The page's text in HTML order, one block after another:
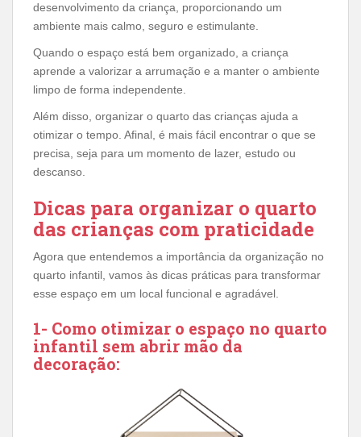
desenvolvimento da criança, proporcionando um
ambiente mais calmo, seguro e estimulante.
Quando o espaço está bem organizado, a criança
aprende a valorizar a arrumação e a manter o ambiente
limpo de forma independente.
Além disso, organizar o quarto das crianças ajuda a
otimizar o tempo. Afinal, é mais fácil encontrar o que se
precisa, seja para um momento de lazer, estudo ou
descanso.
Dicas para organizar o quarto
das crianças com praticidade
Agora que entendemos a importância da organização no
quarto infantil, vamos às dicas práticas para transformar
esse espaço em um local funcional e agradável.
1- Como otimizar o espaço no quarto
infantil sem abrir mão da
decoração: